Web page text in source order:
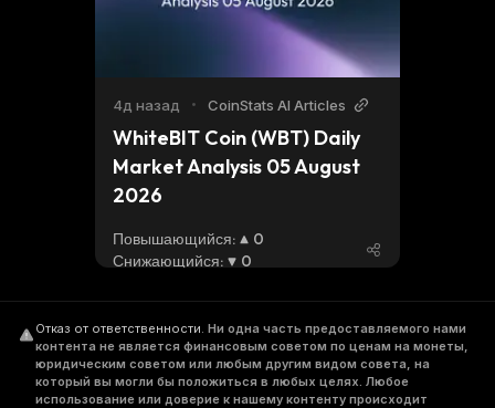
4д назад • CoinStats AI Articles
WhiteBIT Coin (WBT) Daily
Market Analysis 05 August
2026
Повышающийся:
0
Снижающийся: 0
Отказ от ответственности. Ни одна часть предоставляемого нами
контента не является финансовым советом по ценам на монеты,
юридическим советом или любым другим видом совета, на
который вы могли бы положиться в любых целях. Любое
использование или доверие к нашему контенту происходит